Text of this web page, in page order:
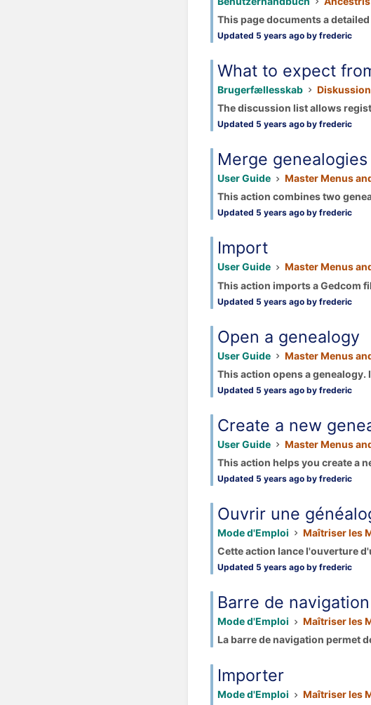
This page documents a
Updated 5 years ago by frederic
What to expect
Brugerfællesskab
The discussion list allows
Updated 5 years ago by frederic
Merge genealogies
User Guide
Master Menus
This action combines two
Updated 5 years ago by frederic
Import
User Guide
Master Menus
This action imports a Gedcom
Updated 5 years ago by frederic
Open a genealogy
User Guide
Master Menus
This action opens a genealogy.
Updated 5 years ago by frederic
Create a new
User Guide
Master Menus
This action helps you create a
Updated 5 years ago by frederic
Ouvrir une
Mode d'Emploi
Maîtriser les
Cette action lance l'ouverture
Updated 5 years ago by frederic
Barre de navigation
Mode d'Emploi
Maîtriser les
La barre de navigation permet
Importer
Mode d'Emploi
Maîtriser les